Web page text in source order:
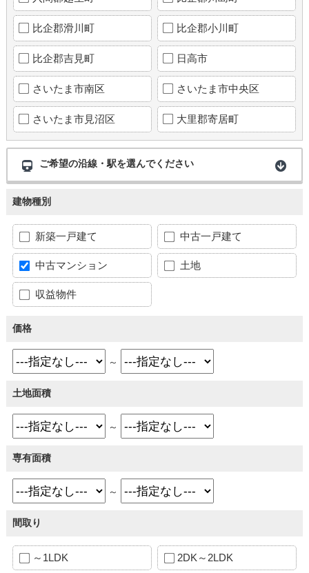
比企郡滑川町 比企郡小川町
比企郡吉見町 日高市
さいたま市南区 さいたま市中央区
さいたま市見沼区 大里郡寄居町
ご希望の沿線・駅を選んでください
建物種別
新築一戸建て 中古一戸建て
中古マンション 土地
収益物件
価格
～
土地面積
～
専有面積
～
間取り
～1LDK 2DK～2LDK